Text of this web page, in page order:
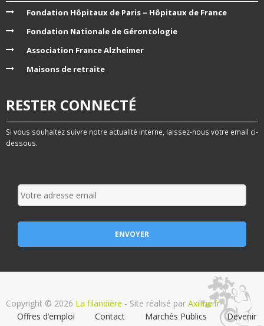
Fondation Hôpitaux de Paris – Hôpitaux de France
Fondation Nationale de Gérontologie
Association France Alzheimer
Maisons de retraite
RESTER CONNECTÉ
Si vous souhaitez suivre notre actualité interne, laissez-nous votre email ci-
dessous.
Copyright © 2026 La filandière - Site réalisé par Axiline.fr
Offres d’emploi
Contact Marchés Publics
Devenir